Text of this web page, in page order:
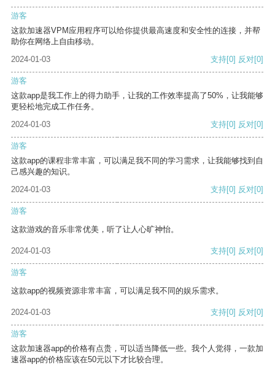
游客
这款加速器VPM应用程序可以给你提供最高速度和安全性的连接，并帮
助你在网络上自由移动。
2024-01-03
支持[0] 反对[0]
游客
这款app是我工作上的得力助手，让我的工作效率提高了50%，让我能够
更轻松地完成工作任务。
2024-01-03
支持[0] 反对[0]
游客
这款app的课程非常丰富，可以满足我不同的学习需求，让我能够找到自
己感兴趣的知识。
2024-01-03
支持[0] 反对[0]
游客
这款游戏的音乐非常优美，听了让人心旷神怡。
2024-01-03 支持[0] 反对[0]
游客
这款app的视频资源非常丰富，可以满足我不同的娱乐需求。
2024-01-03 支持[0] 反对[0]
游客
这款加速器app的价格有点贵，可以适当降低一些。我个人觉得，一款加
速器app的价格应该在50元以下才比较合理。